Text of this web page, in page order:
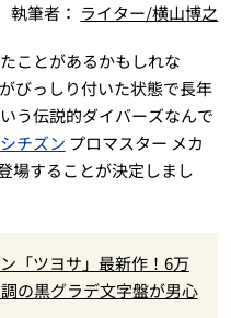
執筆者： ライター/横山博之
ことがあるかもしれな
びっしり付いた状態で長年
う伝説的ダイバーズなんで
シチズン プロマスター メカ
場することが決定しまし
「ツヨサ」最新作！6万
の黒グラデ文字盤が男心